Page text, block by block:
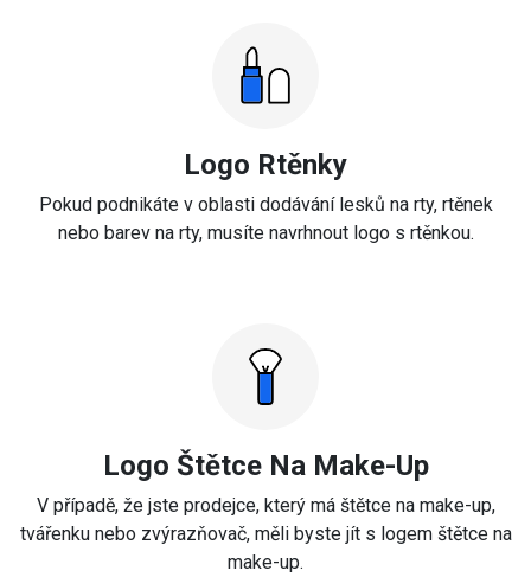
Logo Rtěnky
Pokud podnikáte v oblasti dodávání lesků na rty, rtěnek
nebo barev na rty, musíte navrhnout logo s rtěnkou.
Logo Štětce Na Make-Up
V případě, že jste prodejce, který má štětce na make-up,
tvářenku nebo zvýrazňovač, měli byste jít s logem štětce na
make-up.